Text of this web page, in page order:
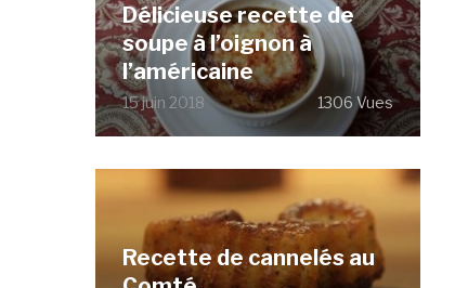
Délicieuse recette de
soupe à l’oignon à
l’américaine
15 juin 2018 1306 Vues
Recette de cannelés au